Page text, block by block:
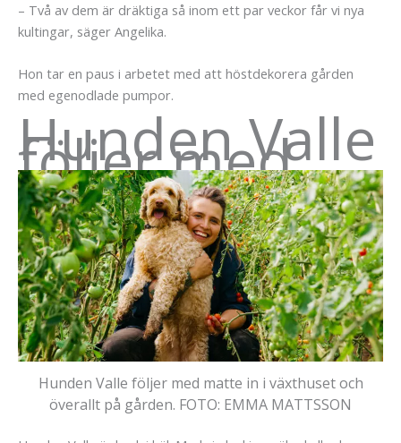
– Två av dem är dräktiga så inom ett par veckor får vi nya
kultingar, säger Angelika.
Hon tar en paus i arbetet med att höstdekorera gården
med egenodlade pumpor.
Hunden Valle
följer med
Hunden Valle följer med matte in i växthuset och
överallt på gården. FOTO: EMMA MATTSSON